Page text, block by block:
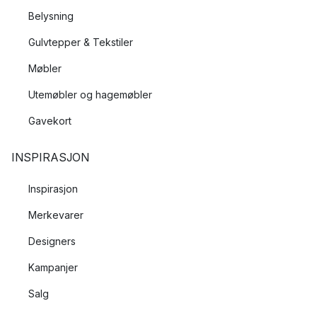
Belysning
Gulvtepper & Tekstiler
Møbler
Utemøbler og hagemøbler
Gavekort
INSPIRASJON
Inspirasjon
Merkevarer
Designers
Kampanjer
Salg